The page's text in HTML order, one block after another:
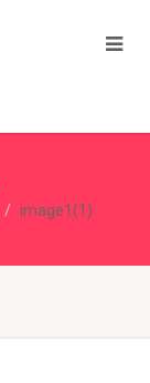
image1(1)